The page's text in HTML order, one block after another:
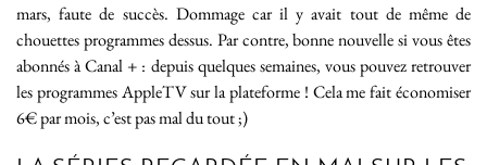
mars, faute de succès. Dommage car il y avait tout de même de
chouettes programmes dessus. Par contre, bonne nouvelle si vous êtes
abonnés à Canal + : depuis quelques semaines, vous pouvez retrouver
les programmes AppleTV sur la plateforme ! Cela me fait économiser
6€ par mois, c’est pas mal du tout ;)